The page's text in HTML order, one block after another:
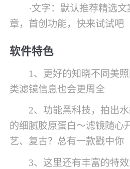
·文字：默认推荐精选
章，首创功能，快来试试吧
软件特色
1、更好的知晓不同美
类滤镜信息也会更周全
2、功能黑科技，拍出
的细腻胶原蛋白～滤镜随心
艺、复古？总有一款戳中你
3、这里还有丰富的特